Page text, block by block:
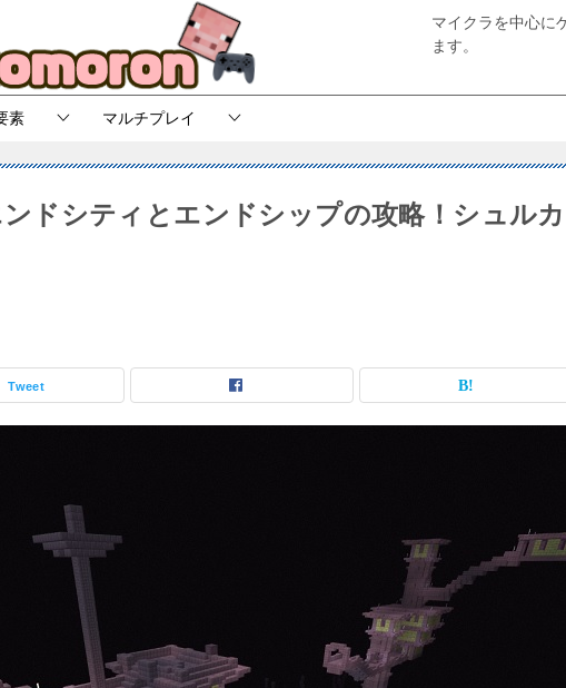
マイクラを中心に
ます。
素 マルチプレイ
ンドシティとエンドシップの攻略！シュル
Tweet